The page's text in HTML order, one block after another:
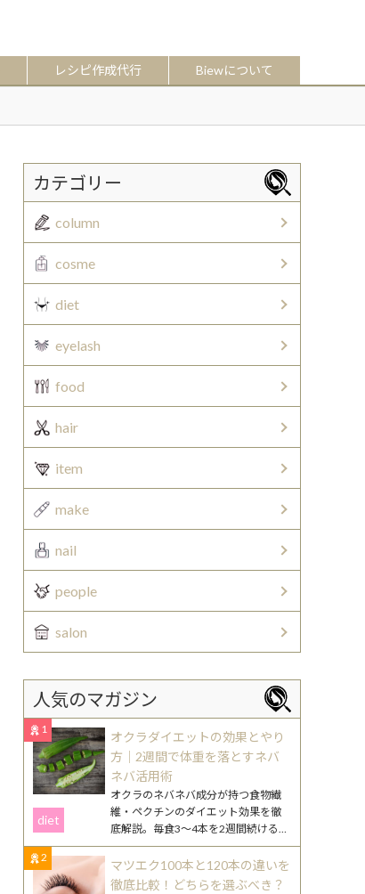
レシピ作成代行 Biewについて
カテゴリー
column
cosme
diet
eyelash
food
hair
item
make
nail
people
salon
人気のマガジン
1
オクラダイエットの効果とやり
方｜2週間で体重を落とすネバ
ネバ活用術
diet
オクラのネバネバ成分が持つ食物繊
維・ペクチンのダイエット効果を徹
底解説。毎食3〜4本を2週間続けるや
り方や、効果を高める食べ合わせ・
調理のコツを紹介します。
2
マツエク100本と120本の違いを
徹底比較！どちらを選ぶべき？